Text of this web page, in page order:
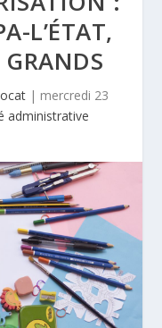
L’ÉTAT,
GRANDS
| mercredi 23
administrative